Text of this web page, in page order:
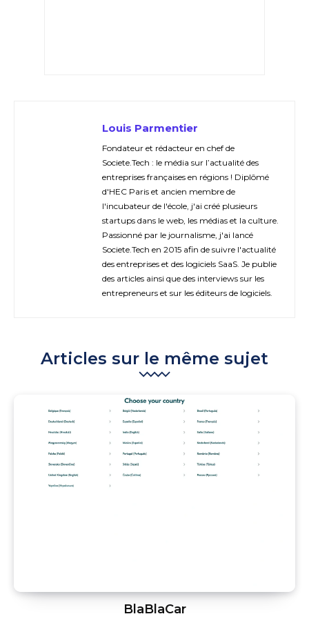
Louis Parmentier
Fondateur et rédacteur en chef de
Societe.Tech : le média sur l’actualité des
entreprises françaises en régions ! Diplômé
d'HEC Paris et ancien membre de
l'incubateur de l'école, j'ai créé plusieurs
startups dans le web, les médias et la culture.
Passionné par le journalisme, j'ai lancé
Societe.Tech en 2015 afin de suivre l'actualité
des entreprises et des logiciels SaaS. Je publie
des articles ainsi que des interviews sur les
entrepreneurs et sur les éditeurs de logiciels.
Articles sur le même sujet
BlaBlaCar